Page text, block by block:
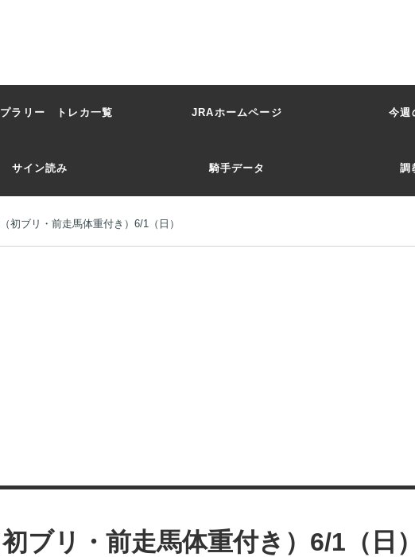
プラリー トレカ一覧 JRAホームページ 今週
サイン読み 騎手データ 調
初ブリ・前走馬体重付き）6/1（日）
ブリ・前走馬体重付き）6/1（日）